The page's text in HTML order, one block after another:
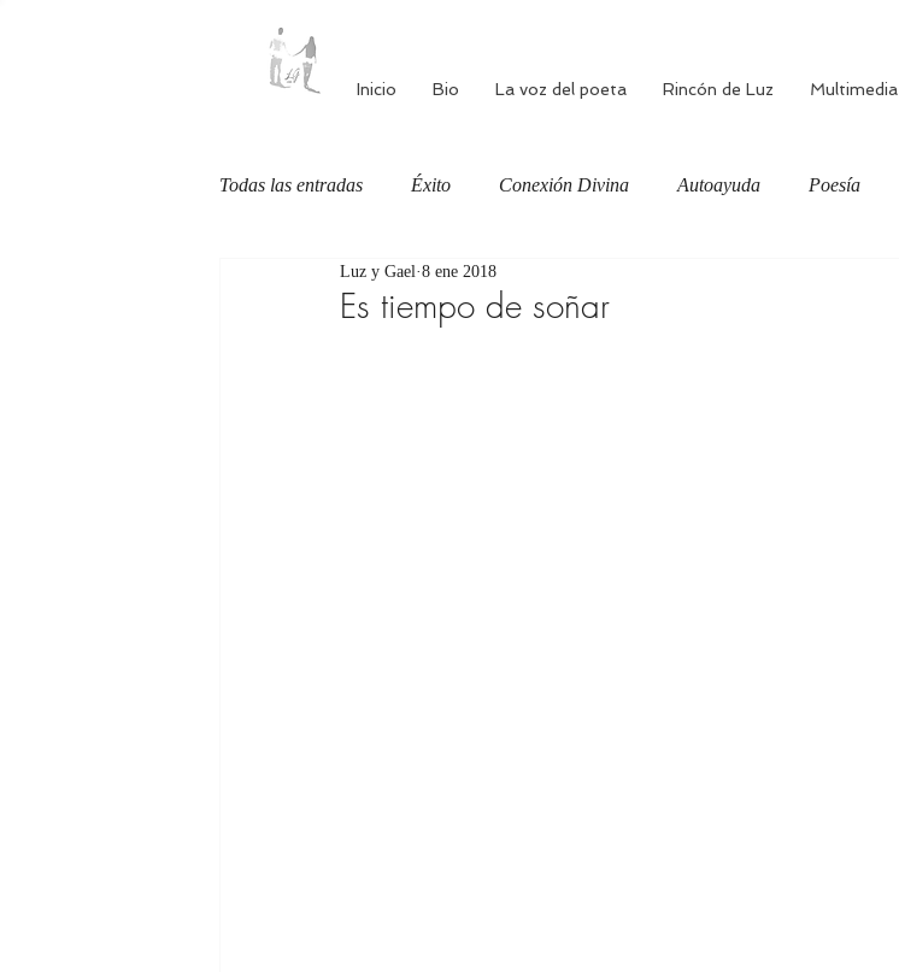
Inicio Bio La voz del poeta Rincón de Luz Multimedia
Todas las entradas Éxito Conexión Divina Autoayuda Poesía
Autoestima Alimentación consciente
Es tiempo de soñar
Luz y Gael 8 ene 2018